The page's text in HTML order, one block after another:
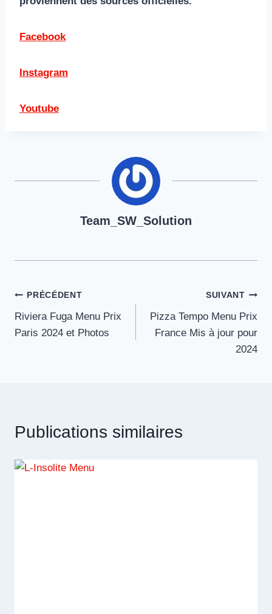
Facebook
Instagram
Youtube
Team_SW_Solution
Navigation
de
PRÉCÉDENT
Riviera Fuga Menu Prix
Paris 2024 et Photos
SUIVANT
Pizza Tempo Menu Prix
France Mis à jour pour
2024
Publications similaires